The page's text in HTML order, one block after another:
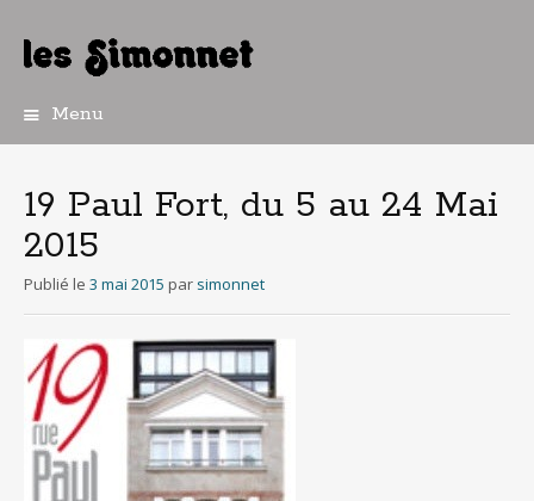
Menu
principal
19 Paul Fort, du 5 au 24 Mai
2015
Publié le 3 mai 2015 par simonnet